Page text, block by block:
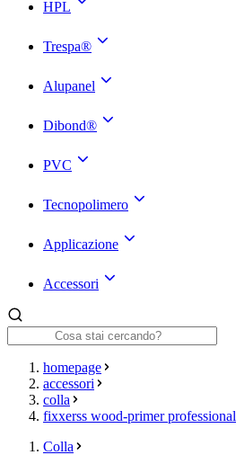
HPL
Trespa®
Alupanel
Dibond®
PVC
Tecnopolimero
Applicazione
Accessori
homepage
accessori
colla
fixxerss wood-primer professional
Colla